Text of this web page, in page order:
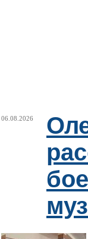
06.08.2026